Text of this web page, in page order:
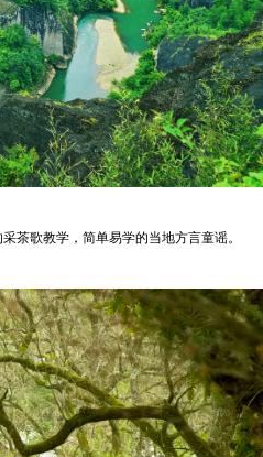
茶歌教学，简单易学的当地方言童谣。